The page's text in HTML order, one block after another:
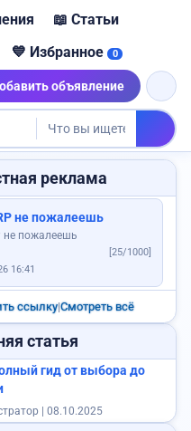
авто
Куплю дом
Найден паспорт
Пропали ключи
📖 Статьи
💙 Избранное 0
объявление
реклама
не пожалеешь
не пожалеешь
[25/1000]
16:41
ссылку|Смотреть всё
статья
гид от выбора до
| 08.10.2025